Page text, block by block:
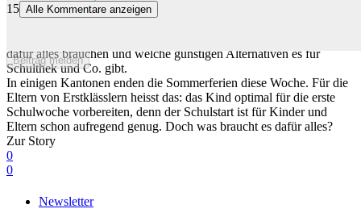
Beitrag melden
15 Alle Kommentare anzeigen
dafür alles brauchen und welche günstigen Alternativen es für
Schulthek und Co. gibt.
In einigen Kantonen enden die Sommerferien diese Woche. Für die
Eltern von Erstklässlern heisst das: das Kind optimal für die erste
Schulwoche vorbereiten, denn der Schulstart ist für Kinder und
Eltern schon aufregend genug. Doch was braucht es dafür alles?
Zur Story
0
0
Newsletter